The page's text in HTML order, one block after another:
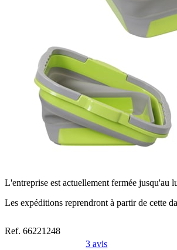
L'entreprise est actuellement fermée jusqu'au
Les expéditions reprendront à partir de cette
Ref. 66221248
3 avis